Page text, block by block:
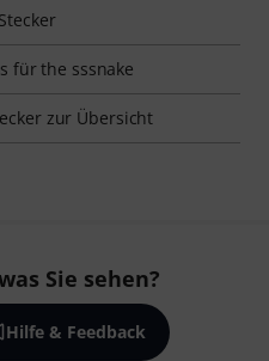
für the sssnake
zur Übersicht
Sie sehen?
Hilfe & Feedback